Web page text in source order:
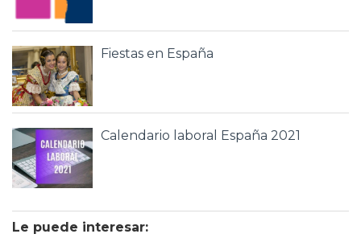
Fiestas en España
Calendario laboral España 2021
Le puede interesar: